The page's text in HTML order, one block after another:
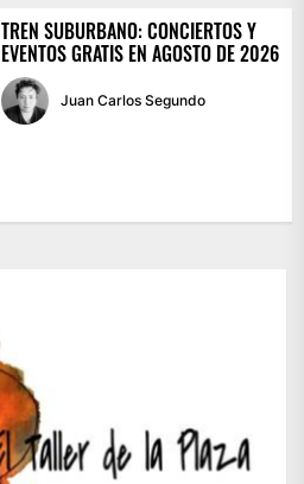
TREN SUBURBANO: CONCIERTOS Y
EVENTOS GRATIS EN AGOSTO DE 2026
Juan Carlos Segundo